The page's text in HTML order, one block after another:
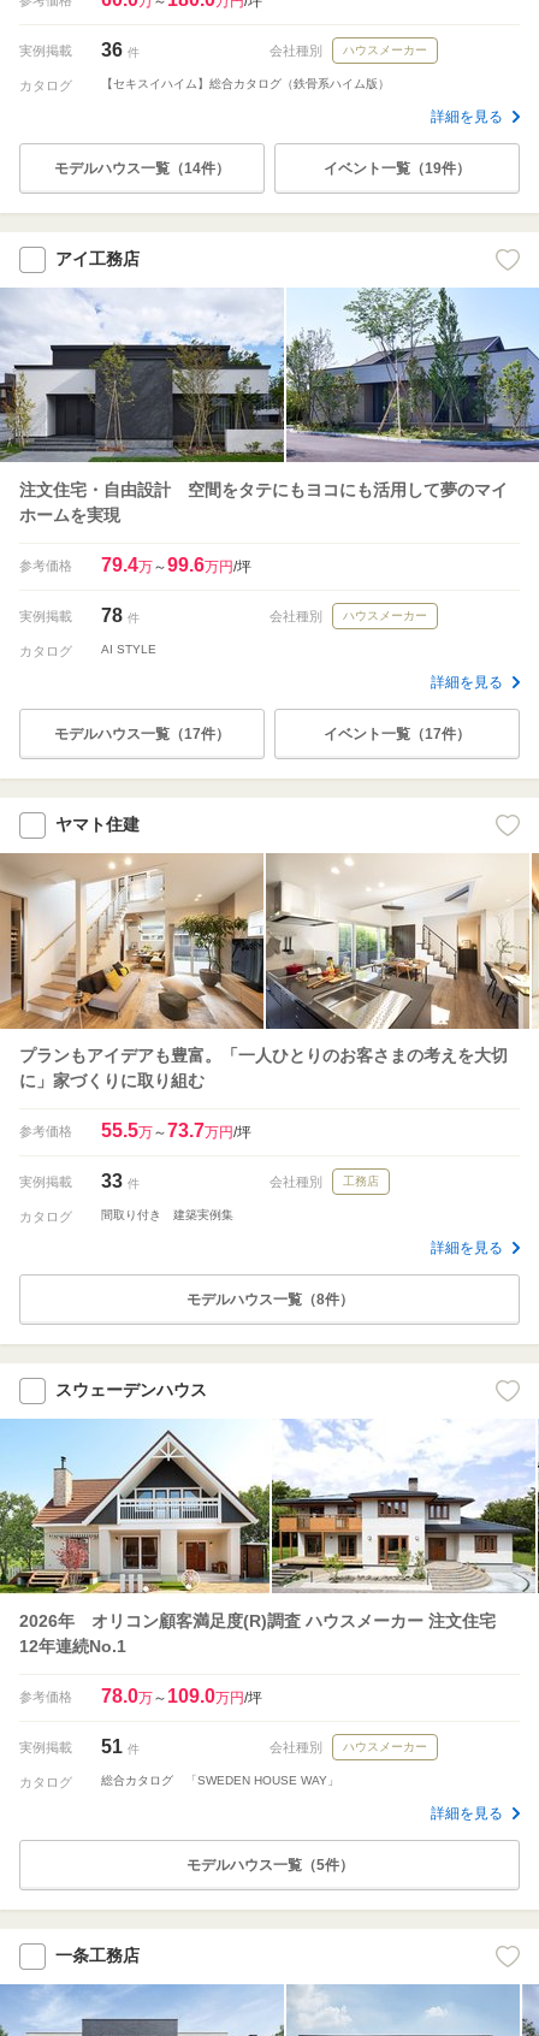
実例掲載 36 件 会社種別 ハウスメーカー
カタログ 【セキスイハイム】総合カタログ（鉄骨系ハイム版）
詳細を見る
モデルハウス一覧（14件） イベント一覧（19件）
アイ工務店
注文住宅・自由設計 空間をタテにもヨコにも活用して夢のマイ
ホームを実現
参考価格 79.4万～99.6万円/坪
実例掲載 78 件 会社種別 ハウスメーカー
カタログ AI STYLE
詳細を見る
モデルハウス一覧（17件） イベント一覧（17件）
ヤマト住建
プランもアイデアも豊富。「一人ひとりのお客さまの考えを大切
に」家づくりに取り組む
参考価格 55.5万～73.7万円/坪
実例掲載 33 件 会社種別 工務店
カタログ 間取り付き 建築実例集
詳細を見る
モデルハウス一覧（8件）
スウェーデンハウス
2026年 オリコン顧客満足度(R)調査 ハウスメーカー 注文住宅
12年連続No.1
参考価格 78.0万～ 109.0万円/坪
実例掲載 51 件 会社種別 ハウスメーカー
カタログ 総合カタログ 「SWEDEN HOUSE WAY」
詳細を見る
モデルハウス一覧（5件）
一条工務店